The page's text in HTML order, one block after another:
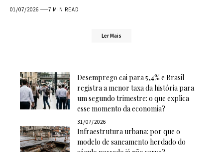
01/07/2026 7 MIN READ
Ler Mais
Desemprego cai para 5,4% e Brasil
registra a menor taxa da história para
um segundo trimestre: o que explica
esse momento da economia?
31/07/2026
Infraestrutura urbana: por que o
modelo de saneamento herdado do